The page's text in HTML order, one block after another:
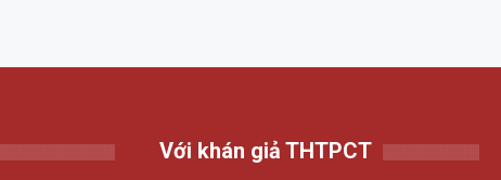
Với khán giả THTPCT